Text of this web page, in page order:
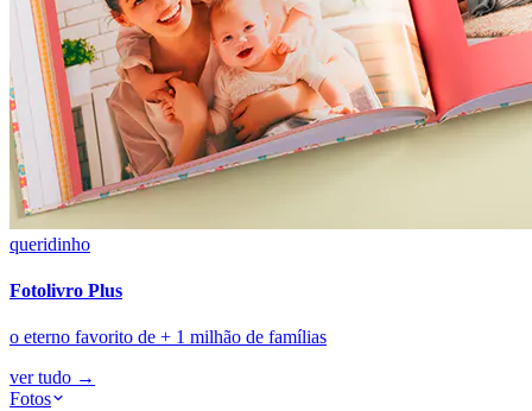
queridinho
Fotolivro Plus
o eterno favorito de + 1 milhão de famílias
ver tudo →
Fotos